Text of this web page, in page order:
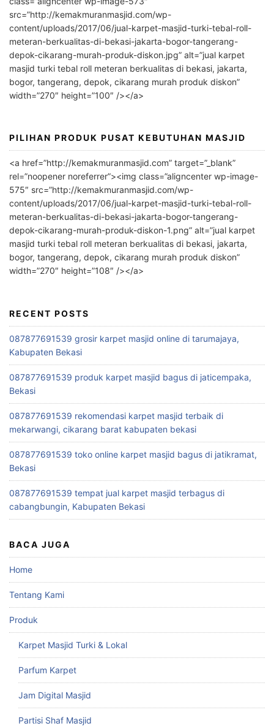
r
n
a
t
i
v
src=”http://kemakmuranmasjid.com/wp-
content/uploads/2017/06/jual-karpet-masjid-turki-tebal-roll-
meteran-berkualitas-di-bekasi-jakarta-bogor-tangerang-
depok-cikarang-murah-produk-diskon.jpg” alt=”jual karpet
masjid turki tebal roll meteran berkualitas di bekasi, jakarta,
bogor, tangerang, depok, cikarang murah produk diskon”
width=”270″ height=”100″ /></a>
PILIHAN PRODUK PUSAT KEBUTUHAN MASJID
<a href=”http://kemakmuranmasjid.com” target=”_blank”
rel=”noopener noreferrer”><img class=”aligncenter wp-image-
575″ src=”http://kemakmuranmasjid.com/wp-
content/uploads/2017/06/jual-karpet-masjid-turki-tebal-roll-
meteran-berkualitas-di-bekasi-jakarta-bogor-tangerang-
depok-cikarang-murah-produk-diskon-1.png” alt=”jual karpet
masjid turki tebal roll meteran berkualitas di bekasi, jakarta,
bogor, tangerang, depok, cikarang murah produk diskon”
width=”270″ height=”108″ /></a>
RECENT POSTS
087877691539 grosir karpet masjid online di tarumajaya,
Kabupaten Bekasi
087877691539 produk karpet masjid bagus di jaticempaka,
Bekasi
087877691539 rekomendasi karpet masjid terbaik di
mekarwangi, cikarang barat kabupaten bekasi
087877691539 toko online karpet masjid bagus di jatikramat,
Bekasi
087877691539 tempat jual karpet masjid terbagus di
cabangbungin, Kabupaten Bekasi
BACA JUGA
Home
Tentang Kami
Produk
Karpet Masjid Turki & Lokal
Parfum Karpet
Jam Digital Masjid
Partisi Shaf Masjid